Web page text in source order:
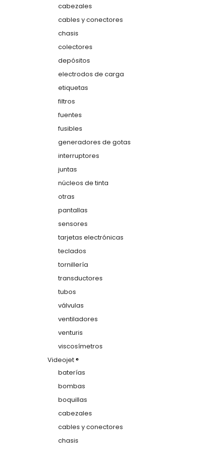
cabezales
cables y conectores
chasis
colectores
depósitos
electrodos de carga
etiquetas
filtros
fuentes
fusibles
generadores de gotas
interruptores
juntas
núcleos de tinta
otras
pantallas
sensores
tarjetas electrónicas
teclados
tornillería
transductores
tubos
válvulas
ventiladores
venturis
viscosímetros
Videojet ®
baterías
bombas
boquillas
cabezales
cables y conectores
chasis